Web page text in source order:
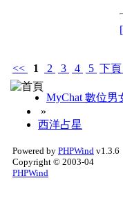
<< 1 2 3 4 5 下頁
MyChat 數位男
»
西洋占星
Powered by PHPWind v1.3.6
Copyright © 2003-04
PHPWind